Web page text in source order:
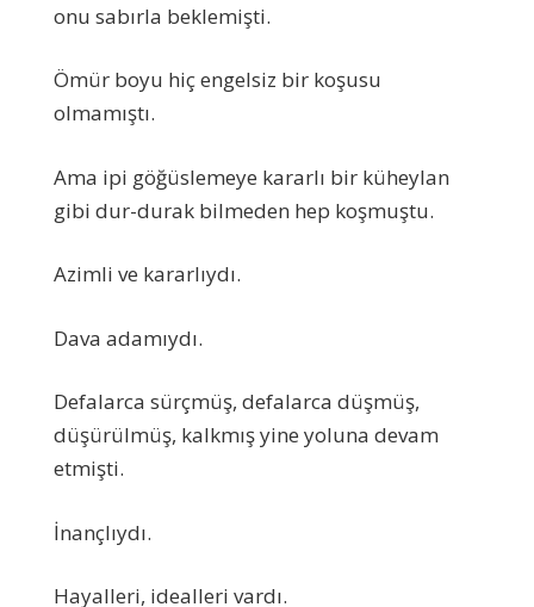
onu sabırla beklemişti.
Ömür boyu hiç engelsiz bir koşusu
olmamıştı.
Ama ipi göğüslemeye kararlı bir küheylan
gibi dur-durak bilmeden hep koşmuştu.
Azimli ve kararlıydı.
Dava adamıydı.
Defalarca sürçmüş, defalarca düşmüş,
düşürülmüş, kalkmış yine yoluna devam
etmişti.
İnançlıydı.
Hayalleri, idealleri vardı.